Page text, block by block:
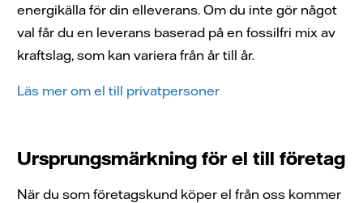
energikälla för din elleverans. Om du inte gör något
val får du en leverans baserad på en fossilfri mix av
kraftslag, som kan variera från år till år.
Läs mer om el till privatpersoner
Ursprungsmärkning för el till företag
När du som företagskund köper el från oss kommer